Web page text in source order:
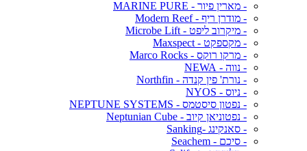
- מארין פיור - MARINE PURE
- מודרן ריף - Modern Reef
- מיקרוב ליפט - Microbe Lift
- מקספקט - Maxspect
- מרקו רוקס - Marco Rocks
- נווה - NEWA
- נורת' פין קנדה - Northfin
- ניוס - NYOS
- נפטון סיסטמס - NEPTUNE SYSTEMS
- נפטוניאן קיוב - Neptunian Cube
- סאנקינג -Sanking
- סיכם - Seachem